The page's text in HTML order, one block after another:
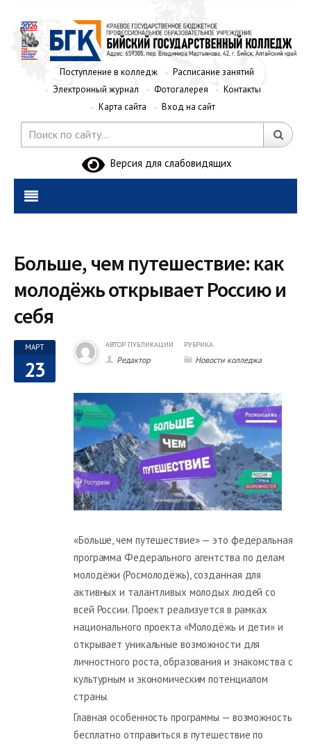
Поступление в колледж
Расписание занятий
Электронный журнал
Фотогалерея
Контакты
Карта сайта
Вход на сайт
Версия для слабовидящих
Больше, чем путешествие: как
молодёжь открывает Россию и
себя
МАРТ
23
АВТОР ПУБЛИКАЦИИ
Редактор
РУБРИКА
Новости колледжа
«Больше, чем путешествие» — это федеральная
программа Федерального агентства по делам
молодёжи (Росмолодёжь), созданная для
активных и талантливых молодых людей со
всей России. Проект реализуется в рамках
национального проекта «Молодёжь и дети» и
открывает уникальные возможности для
личностного роста, образования и знакомства с
культурным и экономическим потенциалом
страны.
Главная особенность программы — возможность
бесплатно отправиться в путешествие по